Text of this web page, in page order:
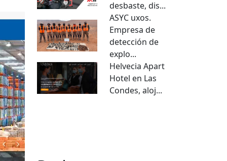
desbaste, dis...
ASYC uxos.
Empresa de
detección de
explo...
Helvecia Apart
Hotel en Las
Condes, aloj...